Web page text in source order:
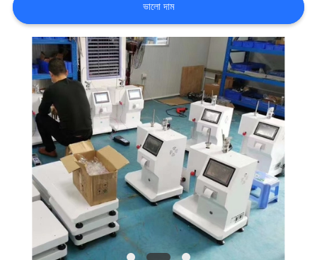
উদ্ধৃতির
আবেদন
সাইট
ম্যাপ
PRIVACY
POLICY
ভালো দাম